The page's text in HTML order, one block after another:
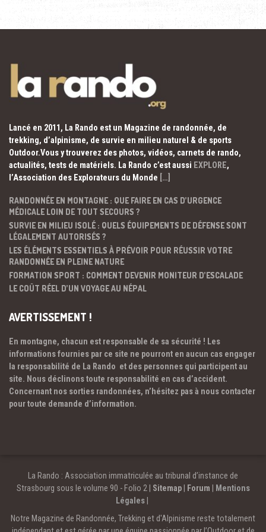
Lancé en 2011, La Rando est un Magazine de randonnée, de
trekking, d’alpinisme, de survie en milieu naturel & de sports
Outdoor.Vous y trouverez des photos, vidéos, carnets de rando,
actualités, tests de matériels. La Rando c’est aussi EXPLORE,
l’Association des Explorateurs du Monde […]
RANDONNÉE EN MONTAGNE : QUE FAIRE EN CAS D’URGENCE
MÉDICALE LOIN DE TOUT SECOURS ?
SURVIE EN MILIEU ISOLÉ : QUELS ÉQUIPEMENTS DE DÉFENSE SONT
LÉGALEMENT AUTORISÉS ?
LES ÉLÉMENTS ESSENTIELS À PRÉVOIR POUR RÉUSSIR VOTRE
RANDONNÉE EN PLEINE NATURE
FORMATION SPORT : COMMENT DEVENIR MONITEUR D’ESCALADE
LE COÛT RÉEL D’UN VOYAGE AU NÉPAL
AVERTISSEMENT !
En montagne, chacun est responsable de sa sécurité ! Les
informations fournies par ce site ne pourront en aucun cas engager
la responsabilité de La Rando et des personnes qui participent au
site. Nous déclinons toute responsabilité en cas d’accident.
Concernant nos sorties randonnées, n’hésitez pas à nous contacter
pour toute demande d’information.
La Rando : Association immatriculée au tribunal d’instance de
Strasbourg sous le volume 90 - Folio 2 | Sitemap| Forum
Mentions
Légales
Notre Magazine de Randonnée, Trekking et d'Alpinisme reste totalement